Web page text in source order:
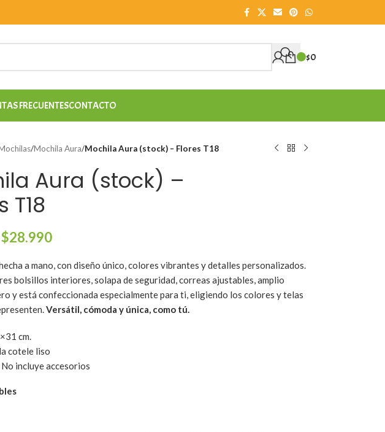
$0
FRECUENTESCONTACTO
/Mochila Aura/Mochila Aura (stock) – Flores T18
Aura (stock) –
T18
$28.990
a mano, con diseño único, colores vibrantes y detalles personalizados.
bolsillos interiores, solapa de seguridad, correas ajustables, amplio
y está confeccionada especialmente para ti, eligiendo los colores y telas
Versátil, cómoda y única, como tú.
cm.
cotele liso
No incluye accesorios